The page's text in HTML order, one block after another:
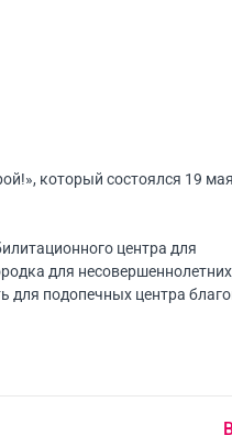
который состоялся 19
центра для
для
для подопечных центра